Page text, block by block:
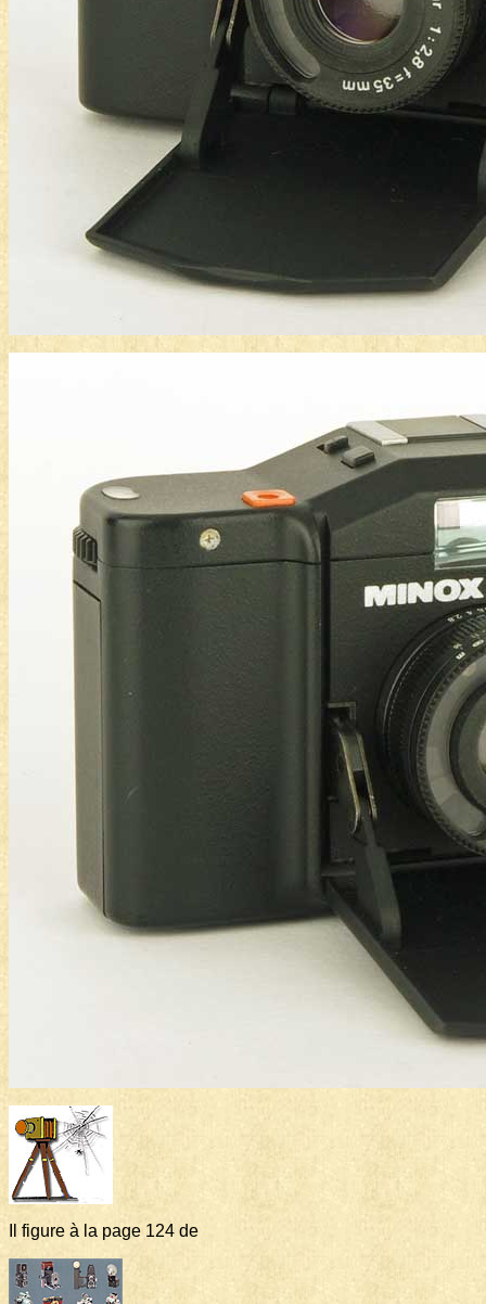
Il figure à la page 124 de